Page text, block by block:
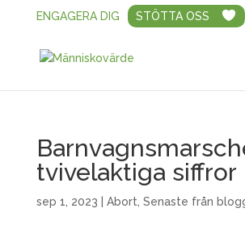
ENGAGERA DIG STÖTTA OSS
tvivelaktiga siffror
sep 1, 2023 Abort Senaste från